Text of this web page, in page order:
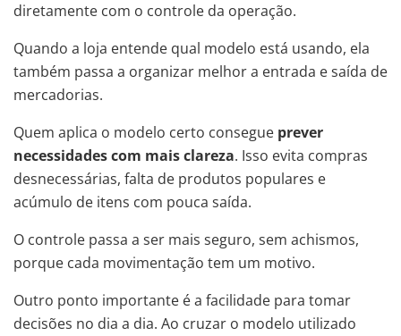
diretamente com o controle da operação.
Quando a loja entende qual modelo está usando, ela
também passa a organizar melhor a entrada e saída de
mercadorias.
Quem aplica o modelo certo consegue prever
necessidades com mais clareza. Isso evita compras
desnecessárias, falta de produtos populares e
acúmulo de itens com pouca saída.
O controle passa a ser mais seguro, sem achismos,
porque cada movimentação tem um motivo.
Outro ponto importante é a facilidade para tomar
decisões no dia a dia. Ao cruzar o modelo utilizado